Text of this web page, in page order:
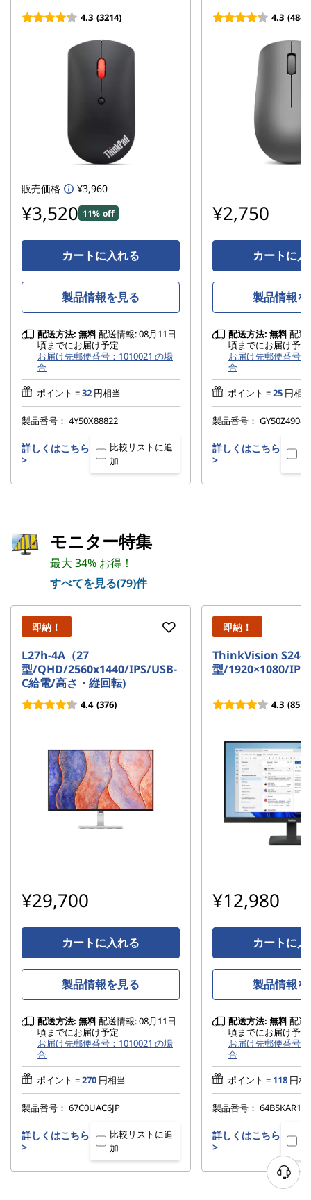
4.3 (3214)
販売価格 ¥3,960
¥3,520 11% off
カートに入れる
製品情報を見る
配送方法: 無料配送情報: 08月11日
頃までにお届け予定
お届け先郵便番号：1010021 の場
合
ポイント =32 円相当
製品番号： 4Y50X88822
詳しくはこちら
>
比較リストに追
加
4.3 (484)
¥2,750
カートに
製品情報
配送方法: 無料配送
頃までにお届け予定
お届け先郵便番号
合
ポイント =25 円相当
製品番号： GY50Z49089
詳しくはこちら
>
モニター特集
最大 34% お得！
すべてを見る(79)件
即納！
L27h-4A（27
型/QHD/2560x1440/IPS/USB-
C給電/高さ・縦回転)
4.4 (376)
¥29,700
カートに入れる
製品情報を見る
配送方法: 無料配送情報: 08月11日
頃までにお届け予定
お届け先郵便番号：1010021 の場
合
ポイント =270 円相当
製品番号： 67C0UAC6JP
詳しくはこちら
>
比較リストに追
加
即納！
ThinkVision S24-
型/1920×1080/IPS)
4.3 (85)
¥12,980
カートに
製品情報
配送方法: 無料配送
頃までにお届け予定
お届け先郵便番号
合
ポイント = 118 円相
製品番号： 64B5KAR1JP
詳しくはこちら
>